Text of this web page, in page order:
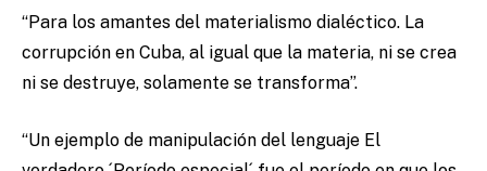
“Para los amantes del materialismo dialéctico. La
corrupción en Cuba, al igual que la materia, ni se crea
ni se destruye, solamente se transforma”.
“Un ejemplo de manipulación del lenguaje El